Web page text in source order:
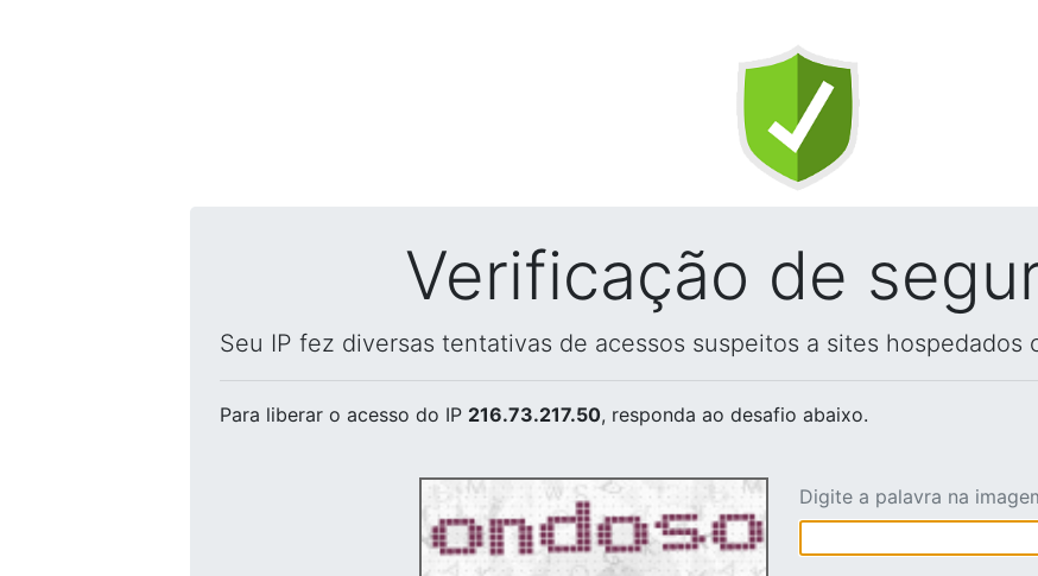
Verificação de
Seu IP fez diversas tentativas de acessos suspeitos a sites hospedados
Para liberar o acesso do IP 216.73.217.50, responda ao desafio abaixo.
Digite a palavra na